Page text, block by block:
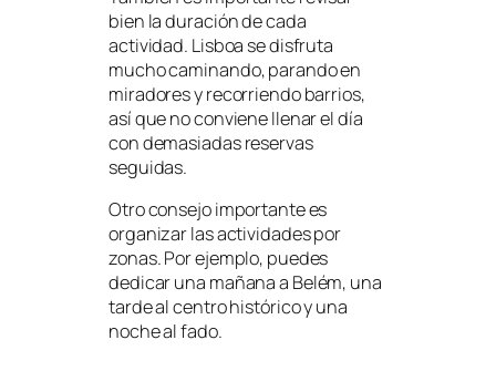
bien la duración de cada
actividad. Lisboa se disfruta
mucho caminando, parando en
miradores y recorriendo barrios,
así que no conviene llenar el día
con demasiadas reservas
seguidas.
Otro consejo importante es
organizar las actividades por
zonas. Por ejemplo, puedes
dedicar una mañana a Belém, una
tarde al centro histórico y una
noche al fado.